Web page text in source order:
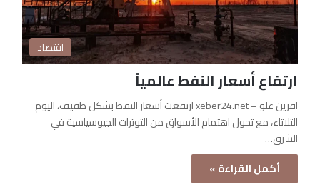
اقتصاد
ارتفاع أسعار النفط عالمياً
آفرين علو – xeber24.net ارتفعت أسعار النفط بشكل طفيف، اليوم
الثلاثاء، مع تحول اهتمام الأسواق من التوترات الجيوسياسية في
الشرق…
أكمل القراءة »